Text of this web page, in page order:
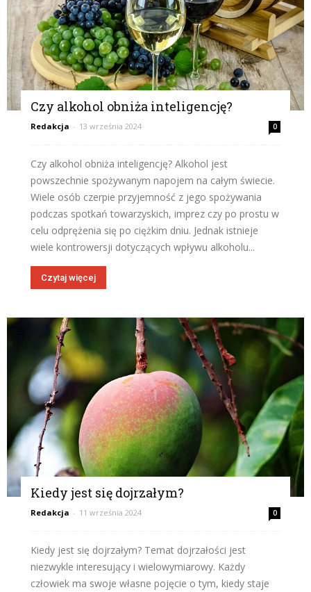
Czy alkohol obniża inteligencję?
Redakcja - 13 września 2024 0
Czy alkohol obniża inteligencję? Alkohol jest
powszechnie spożywanym napojem na całym świecie.
Wiele osób czerpie przyjemność z jego spożywania
podczas spotkań towarzyskich, imprez czy po prostu w
celu odprężenia się po ciężkim dniu. Jednak istnieje
wiele kontrowersji dotyczących wpływu alkoholu...
Czytaj więcej
Kiedy jest się dojrzałym?
Redakcja - 11 września 2024 0
Kiedy jest się dojrzałym? Temat dojrzałości jest
niezwykle interesujący i wielowymiarowy. Każdy
człowiek ma swoje własne pojęcie o tym, kiedy staje